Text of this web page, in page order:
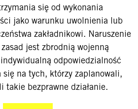
się od wykonania
jako warunku uwolnienia lub
zakładnikowi. Naruszenie
jest zbrodnią wojenną
odpowiedzialność
się na tych, którzy zaplanowali,
takie bezprawne działanie.